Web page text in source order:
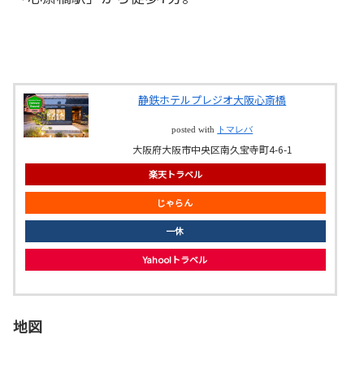
静鉄ホテルプレジオ大阪心斎橋
posted with トマレバ
大阪府大阪市中央区南久宝寺町4-6-1
楽天トラベル
じゃらん
一休
Yahoo!トラベル
地図